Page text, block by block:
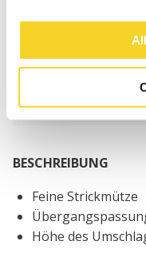
Freitag) bei uns
Kostenlose
innerhalb
BESCHREIBUNG
Feine Strickmütze
Höhe des